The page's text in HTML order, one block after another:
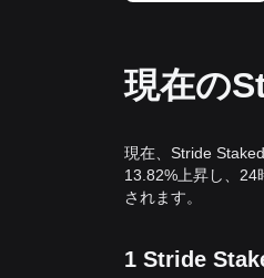
現在の
現在、Stride
13.82%上昇し、24
されます。
1 Stride